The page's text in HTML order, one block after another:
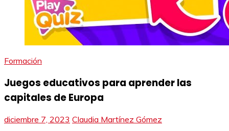
Formación
Juegos educativos para aprender las
capitales de Europa
diciembre 7, 2023 Claudia Martínez Gómez